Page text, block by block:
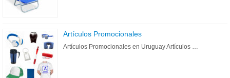
Artículos Promocionales
Artículos Promocionales en Uruguay Artículos …